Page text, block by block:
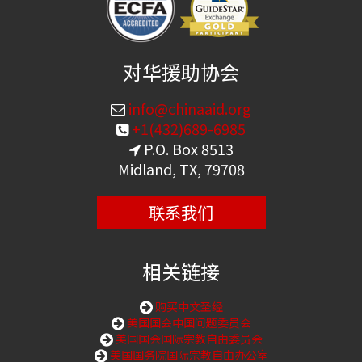
对华援助协会
info@chinaaid.org
+1(432)689-6985
P.O. Box 8513
Midland, TX, 79708
联系我们
相关链接
购买中文圣经
美国国会中国问题委员会
美国国会国际宗教自由委员会
美国国务院国际宗教自由办公室